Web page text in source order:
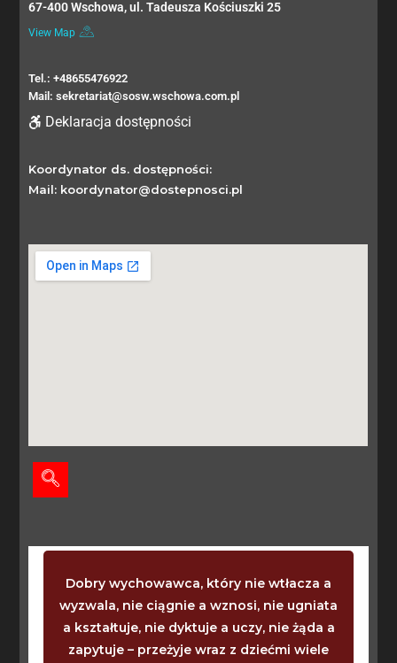
67-400 Wschowa, ul. Tadeusza Kościuszki 25
View Map
Tel.: +48655476922
Mail: sekretariat@sosw.wschowa.com.pl
Deklaracja dostępności
Koordynator ds. dostępności:
Mail: koordynator@dostepnosci.pl
Dobry wychowawca, który nie wtłacza a
wyzwala, nie ciągnie a wznosi, nie ugniata
a kształtuje, nie dyktuje a uczy, nie żąda a
zapytuje – przeżyje wraz z dziećmi wiele